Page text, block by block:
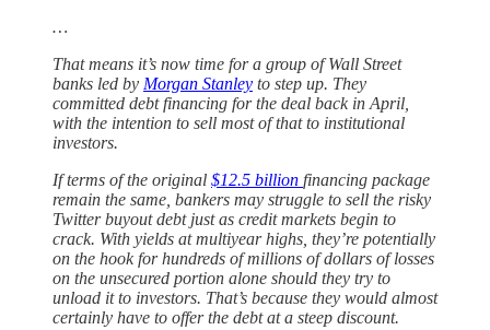
…
That means it’s now time for a group of Wall Street
banks led by Morgan Stanley to step up. They
committed debt financing for the deal back in April,
with the intention to sell most of that to institutional
investors.
If terms of the original $12.5 billion financing package
remain the same, bankers may struggle to sell the risky
Twitter buyout debt just as credit markets begin to
crack. With yields at multiyear highs, they’re potentially
on the hook for hundreds of millions of dollars of losses
on the unsecured portion alone should they try to
unload it to investors. That’s because they would almost
certainly have to offer the debt at a steep discount.